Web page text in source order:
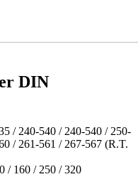
DIN
/ 240-540 / 240-540 / 250-
/ 261-561 / 267-567 (R.T.
/ 160 / 250 / 320